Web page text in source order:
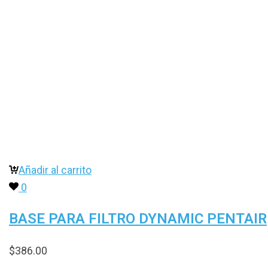
Añadir al carrito
0
BASE PARA FILTRO DYNAMIC PENTAIR
$386.00